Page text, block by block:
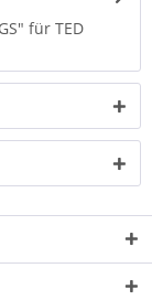
für TED